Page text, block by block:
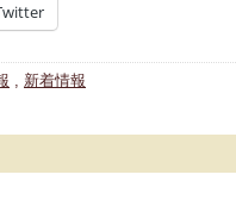
, 新着情報